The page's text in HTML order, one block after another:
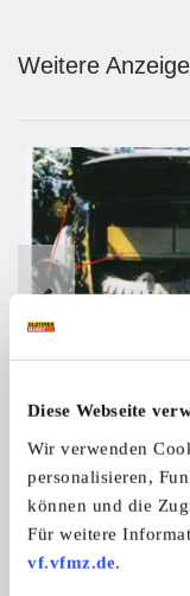
Diese Webseite
Wir verwenden
personalisieren,
können und die
Für weitere
vf.vfmz.de.
Weitere
Suche Polizei
W187/220 O ...
Das könnte